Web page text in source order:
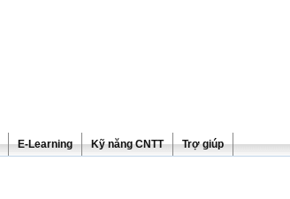
E-Learning Kỹ năng CNTT Trợ giúp